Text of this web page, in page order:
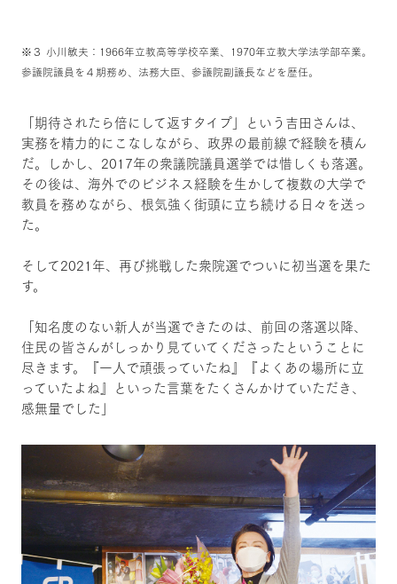
※３ 小川敏夫：1966年立教高等学校卒業、1970年立教大学法学部卒業。
参議院議員を４期務め、法務大臣、参議院副議長などを歴任。
「期待されたら倍にして返すタイプ」という吉田さんは、
実務を精力的にこなしながら、政界の最前線で経験を積ん
だ。しかし、2017年の衆議院議員選挙では惜しくも落選。
その後は、海外でのビジネス経験を生かして複数の大学で
教員を務めながら、根気強く街頭に立ち続ける日々を送っ
た。
そして2021年、再び挑戦した衆院選でついに初当選を果た
す。
「知名度のない新人が当選できたのは、前回の落選以降、
住民の皆さんがしっかり見ていてくださったということに
尽きます。『一人で頑張っていたね』『よくあの場所に立
っていたよね』といった言葉をたくさんかけていただき、
感無量でした」